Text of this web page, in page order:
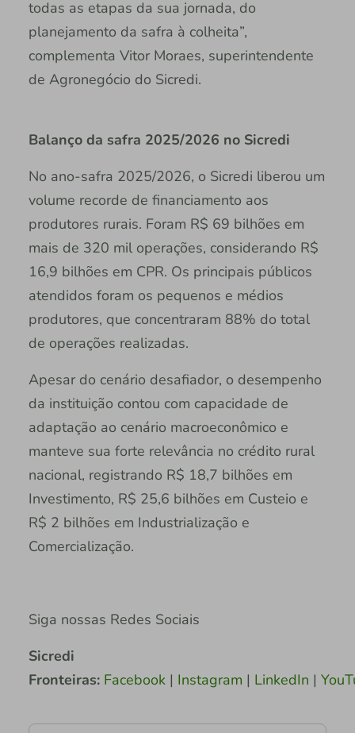
todas as etapas da sua jornada, do
planejamento da safra à colheita”,
complementa Vitor Moraes, superintendente
de Agronegócio do Sicredi.
Balanço da safra 2025/2026 no Sicredi
No ano-safra 2025/2026, o Sicredi liberou um
volume recorde de financiamento aos
produtores rurais. Foram R$ 69 bilhões em
mais de 320 mil operações, considerando R$
16,9 bilhões em CPR. Os principais públicos
atendidos foram os pequenos e médios
produtores, que concentraram 88% do total
de operações realizadas.
Apesar do cenário desafiador, o desempenho
da instituição contou com capacidade de
adaptação ao cenário macroeconômico e
manteve sua forte relevância no crédito rural
nacional, registrando R$ 18,7 bilhões em
Investimento, R$ 25,6 bilhões em Custeio e
R$ 2 bilhões em Industrialização e
Comercialização.
Siga nossas Redes Sociais
Sicredi
Fronteiras: Facebook| Instagram | LinkedIn |